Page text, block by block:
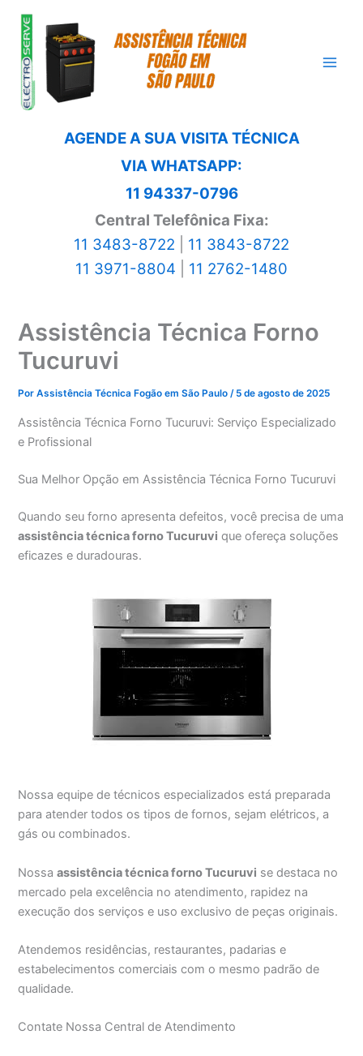
para
conteúdo
AGENDE A SUA VISITA TÉCNICA
VIA WHATSAPP:
11 94337-0796
Central Telefônica Fixa:
11 3483-8722
11 3843-8722
11 3971-8804
11 2762-1480
Assistência Técnica Forno
Tucuruvi
PorAssistência Técnica Fogão em São Paulo/ 5 de agosto de 2025
Assistência Técnica Forno Tucuruvi: Serviço Especializado
e Profissional
Sua Melhor Opção em Assistência Técnica Forno Tucuruvi
Quando seu forno apresenta defeitos, você precisa de uma
assistência técnica forno Tucuruvi que ofereça soluções
eficazes e duradouras.
Nossa equipe de técnicos especializados está preparada
para atender todos os tipos de fornos, sejam elétricos, a
gás ou combinados.
Nossaassistência técnica forno Tucuruvi se destaca no
mercado pela excelência no atendimento, rapidez na
execução dos serviços e uso exclusivo de peças originais.
Atendemos residências, restaurantes, padarias e
estabelecimentos comerciais com o mesmo padrão de
qualidade.
Contate Nossa Central de Atendimento